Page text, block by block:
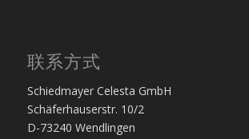
联系方式
Schiedmayer Celesta GmbH
Schäferhauserstr. 10/2
D-73240 Wendlingen